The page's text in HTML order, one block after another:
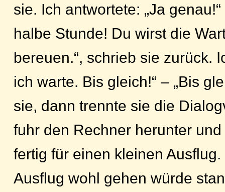
sie. Ich antwortete: „Ja
halbe Stunde! Du wirst die
bereuen.“, schrieb sie zurück.
ich warte. Bis gleich!“ – „Bis
sie, dann trennte sie die
fuhr den Rechner herunter
fertig für einen kleinen
Ausflug wohl gehen würde